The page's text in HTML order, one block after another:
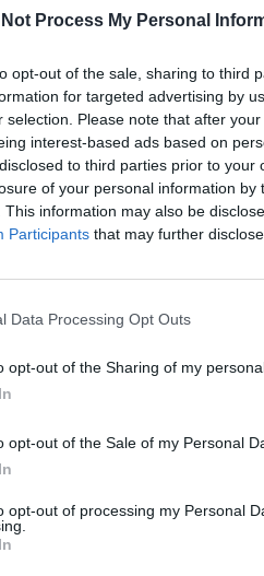
Not Process My Personal
opt-out of the sale, sharing to third
for targeted advertising by
selection. Please note that after
interest-based ads based on
to third parties prior to
of your personal information by
This information may also be
Participants that may further
Data Processing Opt Outs
opt-out of the Sharing of my
opt-out of the Sale of my Personal
opt-out of processing my Personal
10-10)
σημείο ή στο
στην κατασκευή
10-24)